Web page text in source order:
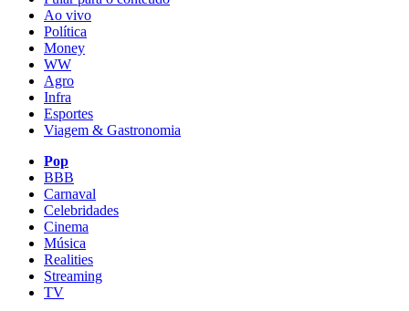
Ao vivo
Política
Money
WW
Agro
Infra
Esportes
Viagem & Gastronomia
Pop
BBB
Carnaval
Celebridades
Cinema
Música
Realities
Streaming
TV